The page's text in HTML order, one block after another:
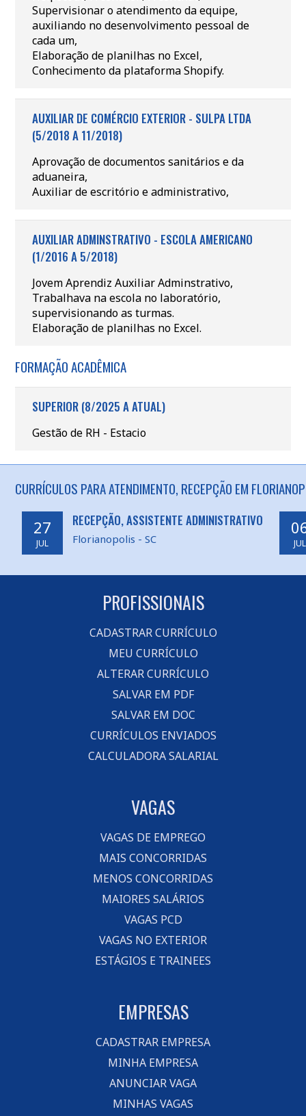
Supervisionar o atendimento da equipe,
auxiliando no desenvolvimento pessoal de
cada um,
Elaboração de planilhas no Excel,
Conhecimento da plataforma Shopify.
AUXILIAR DE COMÉRCIO EXTERIOR - SULPA LTDA
(5/2018 A 11/2018)
Aprovação de documentos sanitários e da
aduaneira,
Auxiliar de escritório e administrativo,
AUXILIAR ADMINSTRATIVO - ESCOLA AMERICANO
(1/2016 A 5/2018)
Jovem Aprendiz Auxiliar Adminstrativo,
Trabalhava na escola no laboratório,
supervisionando as turmas.
Elaboração de planilhas no Excel.
FORMAÇÃO ACADÊMICA
SUPERIOR (8/2025 A ATUAL)
Gestão de RH - Estacio
CURRÍCULOS PARA ATENDIMENTO, RECEPÇÃO EM
27
JUL
RECEPÇÃO, ASSISTENTE ADMINISTRATIVO
Florianopolis - SC JUL
PROFISSIONAIS
CADASTRAR CURRÍCULO
MEU CURRÍCULO
ALTERAR CURRÍCULO
SALVAR EM PDF
SALVAR EM DOC
CURRÍCULOS ENVIADOS
CALCULADORA SALARIAL
VAGAS
VAGAS DE EMPREGO
MAIS CONCORRIDAS
MENOS CONCORRIDAS
MAIORES SALÁRIOS
VAGAS PCD
VAGAS NO EXTERIOR
ESTÁGIOS E TRAINEES
EMPRESAS
CADASTRAR EMPRESA
MINHA EMPRESA
ANUNCIAR VAGA
MINHAS VAGAS